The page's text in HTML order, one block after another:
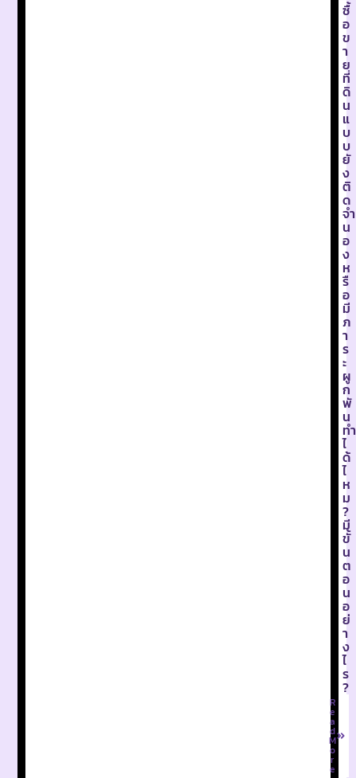
ซื้
อ
ข
า
ย
ที่
ดิ
น
แ
บ
บ
ยั
ง
ติ
ด
จำ
น
อ
ง
ห
รื
อ
มี
ภ
า
ร
ะ
ผู
ก
พั
น
ทำ
ไ
ด้
ไ
ห
ม
?
มี
ขั้
น
ต
อ
น
อ
ย่
า
ง
ไ
ร
?
R
e
a
d
M
o
r
e